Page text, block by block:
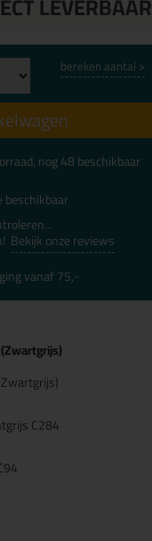
C284
bereken aantal >
nog 48 beschikbaar
beschikbaar
Bekijk onze reviews
vanaf 75,-